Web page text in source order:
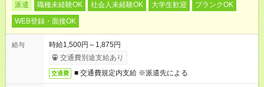
派遣 職種未経験OK 社会人未経験OK 大学生歓迎
ブランクOK
WEB登録・面接OK
給与
時給1,500円～1,875円
交通費別途支給あり
交通費 ■ 交通費規定内支給 ※派遣先による